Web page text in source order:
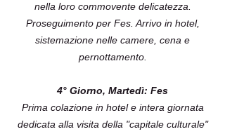
nella loro commovente delicatezza.
Proseguimento per Fes. Arrivo in hotel,
sistemazione nelle camere, cena e
pernottamento.
4° Giorno, Martedì: Fes
Prima colazione in hotel e intera giornata
dedicata alla visita della "capitale culturale"